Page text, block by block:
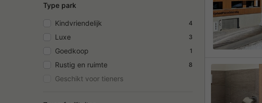
Type park
Kindvriendelijk 4
Luxe 3
Goedkoop 1
Rustig en ruimte 8
Geschikt voor tieners